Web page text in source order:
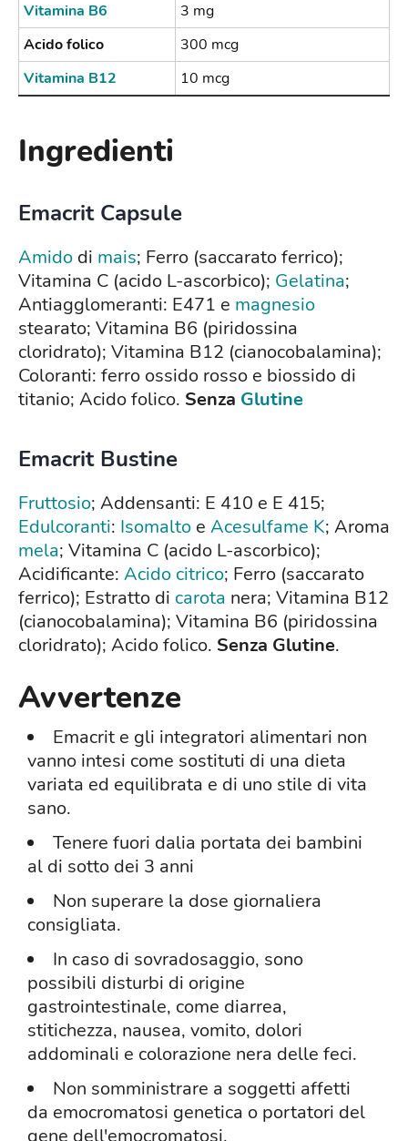
Vitamina B6
3 mg
Acido folico
300 mcg
Vitamina B12
10 mcg
Ingredienti
Emacrit Capsule
Amido di mais; Ferro (saccarato ferrico);
Vitamina C (acido L-ascorbico); Gelatina;
Antiagglomeranti: E471 e magnesio
stearato; Vitamina B6 (piridossina
cloridrato); Vitamina B12 (cianocobalamina);
Coloranti: ferro ossido rosso e biossido di
titanio; Acido folico. Senza Glutine
Emacrit Bustine
Fruttosio; Addensanti: E 410 e E 415;
Edulcoranti: Isomalto e Acesulfame K; Aroma
mela; Vitamina C (acido L-ascorbico);
Acidificante: Acido citrico; Ferro (saccarato
ferrico); Estratto di carota nera; Vitamina B12
(cianocobalamina); Vitamina B6 (piridossina
cloridrato); Acido folico. Senza Glutine.
Avvertenze
Emacrit e gli integratori alimentari non
vanno intesi come sostituti di una dieta
variata ed equilibrata e di uno stile di vita
sano.
Tenere fuori dalia portata dei bambini
al di sotto dei 3 anni
Non superare la dose giornaliera
consigliata.
In caso di sovradosaggio, sono
possibili disturbi di origine
gastrointestinale, come diarrea,
stitichezza, nausea, vomito, dolori
addominali e colorazione nera delle feci.
Non somministrare a soggetti affetti
da emocromatosi genetica o portatori del